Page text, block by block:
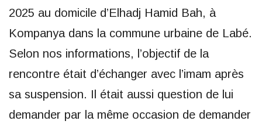
2025 au domicile d’Elhadj Hamid Bah, à
Kompanya dans la commune urbaine de Labé.
Selon nos informations, l’objectif de la
rencontre était d’échanger avec l’imam après
sa suspension. Il était aussi question de lui
demander par la même occasion de demander